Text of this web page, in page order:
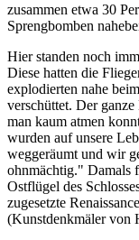
zusammen etwa 30
Sprengbomben
Hier standen noch
Diese hatten die
explodierten nahe
verschüttet. Der
man kaum atmen
wurden auf unsere
weggeräumt und wir
ohnmächtig." Damals
Ostflügel des
zugesetzte
(Kunstdenkmäler von